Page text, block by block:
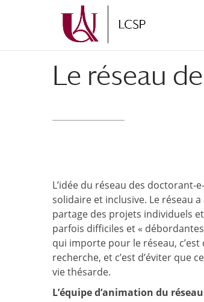
principal
navigation
Le réseau
L’idée du réseau des
solidaire et inclusive. Le réseau
partage des projets individuels
parfois difficiles et «
qui importe pour le réseau,
recherche, et c’est d’éviter que
vie thésarde.
L’équipe d’animation du